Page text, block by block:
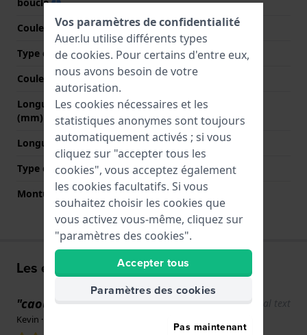
Couleur du bracelet
Rouge
Type de fermoir
Boucle
Couleur de fermoir
Gris
Longueur bande à 12h
(mm)
85 mm
Longueur bande à 6h (mm) 125 mm
Type de montage
Épingles à ressort
Monture droite
Non
Les expériences de l'utilisateur
"caoutchouc agréable et souple" Show original text
Kevin · il y a 4 semaines
Vos paramètres de confidentialité
Auer.lu utilise différents types
de cookies. Pour certains d'entre eux,
nous avons besoin de votre
autorisation.
Les cookies nécessaires et les
statistiques anonymes sont toujours
automatiquement activés ; si vous
cliquez sur "accepter tous les
cookies", vous acceptez également
les cookies facultatifs. Si vous
souhaitez choisir les cookies que
vous activez vous-même, cliquez sur
"paramètres des cookies".
Accepter tous
Paramètres des cookies
Pas maintenant